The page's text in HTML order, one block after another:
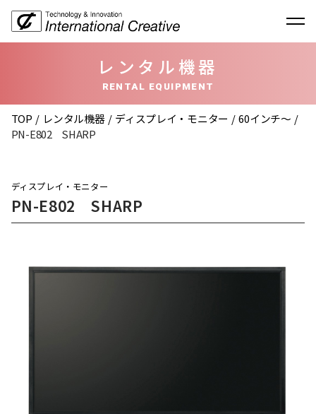
レンタル機器
RENTAL EQUIPMENT
TOP レンタル機器 ディスプレイ・モニター
60インチ〜
PN-E802 SHARP
ディスプレイ・モニター
PN-E802 SHARP